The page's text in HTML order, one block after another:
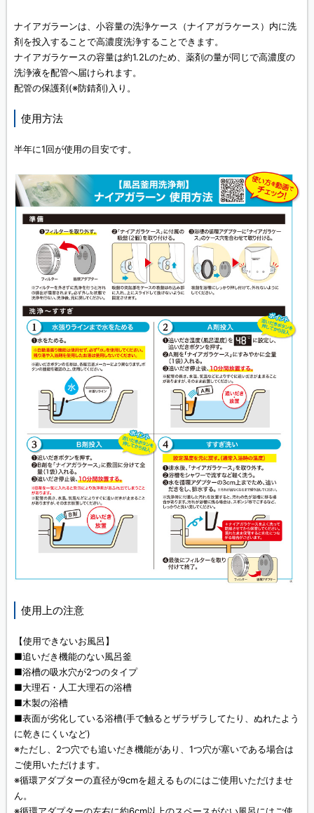
ナイアガラーンは、小容量の洗浄ケース（ナイアガラケース）内に洗
剤を投入することで高濃度洗浄することできます。
ナイアガラケースの容量は約1.2Lのため、薬剤の量が同じで高濃度の
洗浄液を配管へ届けられます。
配管の保護剤(※防錆剤)入り。
使用方法
半年に1回が使用の目安です。
使用上の注意
【使用できないお風呂】
■追いだき機能のない風呂釜
■浴槽の吸水穴が2つのタイプ
■大理石・人工大理石の浴槽
■木製の浴槽
■表面が劣化している浴槽(手で触るとザラザラしてたり、ぬれたよう
に乾きにくいなど)
※ただし、2つ穴でも追いだき機能があり、1つ穴が塞いである場合は
ご使用いただけます。
※循環アダプターの直径が9cmを超えるものにはご使用いただけませ
ん。